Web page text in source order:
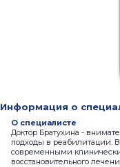
Информация о
О специалисте
Доктор Братухина -
подходы в реабилитации.
современными
восстановительного